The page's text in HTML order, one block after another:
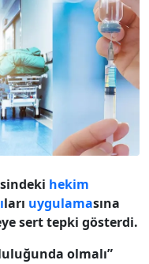
hekim
ları uygulamasına
sert tepki gösterdi.
olmalı”